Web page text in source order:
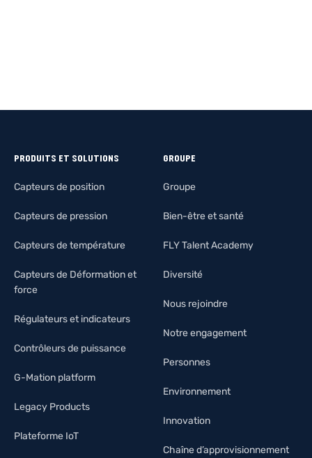
PRODUITS ET SOLUTIONS
Capteurs de position
Capteurs de pression
Capteurs de température
Capteurs de Déformation et
force
Régulateurs et indicateurs
Contrôleurs de puissance
G-Mation platform
Legacy Products
Plateforme IoT
GROUPE
Groupe
Bien-être et santé
FLY Talent Academy
Diversité
Nous rejoindre
Notre engagement
Personnes
Environnement
Innovation
Chaîne d’approvisionnement